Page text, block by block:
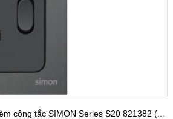
Module ổ cắm BS 13A kèm công tắc SIMON Series S20 821382 (Tiêu chuẩn Anh)